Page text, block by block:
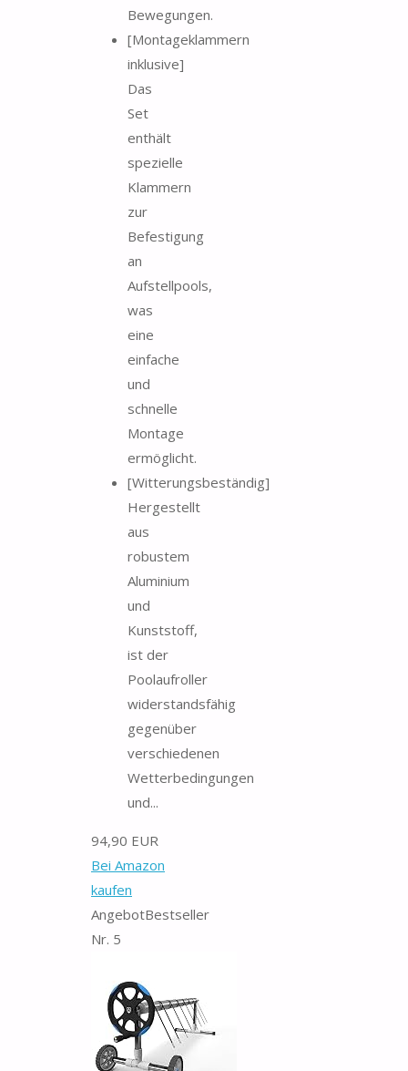
Bewegungen.
[Montageklammern
inklusive]
Das
Set
enthält
spezielle
Klammern
zur
Befestigung
an
Aufstellpools,
was
eine
einfache
und
schnelle
Montage
ermöglicht.
[Witterungsbeständig]
Hergestellt
aus
robustem
Aluminium
und
Kunststoff,
ist der
Poolaufroller
widerstandsfähig
gegenüber
verschiedenen
Wetterbedingungen
und...
94,90 EUR
Bei Amazon
kaufen
AngebotBestseller
Nr. 5